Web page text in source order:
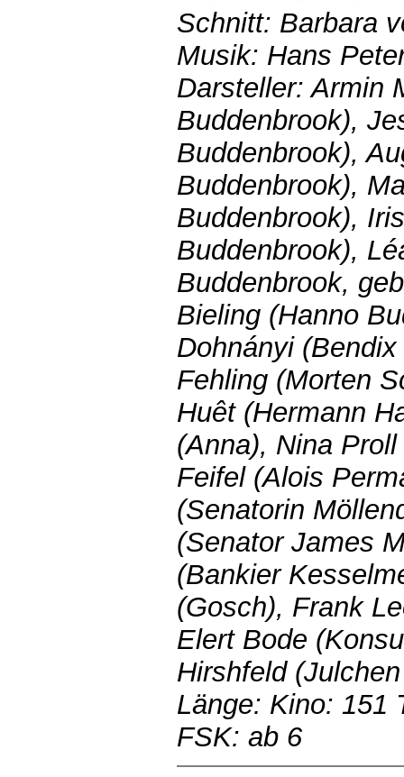
Schnitt: Barbara
Musik: Hans
Darsteller: Armin
Buddenbrook),
Buddenbrook),
Buddenbrook),
Buddenbrook),
Buddenbrook),
Buddenbrook,
Bieling (Hanno
Dohnányi
Fehling (Morten
Huêt (Hermann
(Anna), Nina
Feifel (Alois
(Senatorin
(Senator James
(Bankier
(Gosch), Frank
Elert Bode
Hirshfeld
Länge: Kino: 151
FSK: ab 6